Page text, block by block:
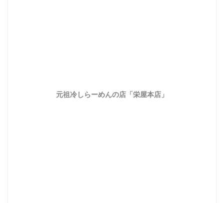
元祖冷しらーめんの店「栄屋本店」